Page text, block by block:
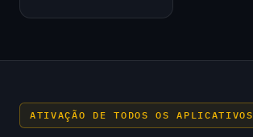
ATIVAÇÃO DE TODOS OS APLICATIVOS